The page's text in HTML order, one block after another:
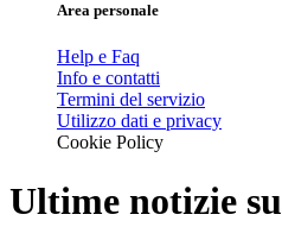
Area personale
Help e Faq
Info e contatti
Termini del servizio
Utilizzo dati e privacy
Cookie Policy
Ultime notizie su